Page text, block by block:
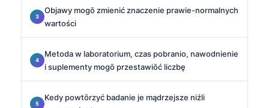
Objawy mogō zmienić znaczenie prawie-normalnych
wartości
Metoda w laboratorium, czas pobranio, nawodnienie
i suplementy mogō przestawiōć liczbę
Kedy powtōrzyć badanie je mądrzejsze niźli